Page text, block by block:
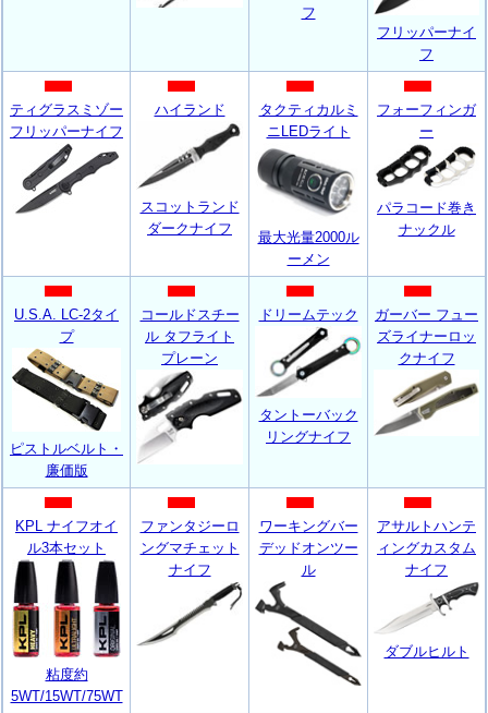
フ
フリッパーナイ
フ
ティグラスミゾー
フリッパーナイフ
ハイランド
スコットランド
ダークナイフ
タクティカルミ
ニLEDライト
最大光量2000ル
ーメン
フォーフィンガ
ー
パラコード巻き
ナックル
U.S.A. LC-2タイ
プ
ピストルベルト・
廉価版
コールドスチー
ル タフライト
プレーン
ドリームテック
タントーバック
リングナイフ
ガーバー フュー
ズライナーロッ
クナイフ
KPL ナイフオイ
ル3本セット
粘度約
5WT/15WT/75WT
ファンタジーロ
ングマチェット
ナイフ
ワーキングバー
デッドオンツー
ル
アサルトハンテ
ィングカスタム
ナイフ
ダブルヒルト